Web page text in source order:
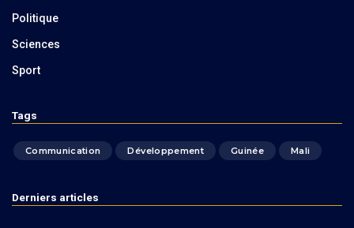
Politique
Sciences
Sport
Tags
Communication Développement Guinée Mali
Derniers articles